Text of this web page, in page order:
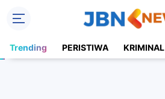
Trending PERISTIWA KRIMINAL